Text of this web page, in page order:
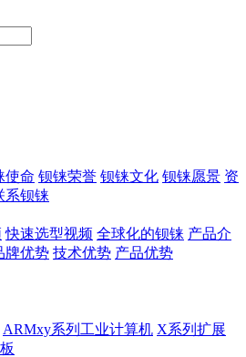
使命 钡铼荣誉 钡铼文化 钡铼愿景 资
系钡铼
快速选型视频 全球化的钡铼 产品介
牌优势 技术优势 产品优势
ARMxy系列工业计算机 X系列扩展